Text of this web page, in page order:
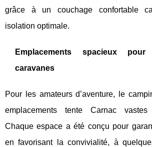
grâce à un couchage confortable
isolation optimale.
Emplacements spacieux
caravanes
Pour les amateurs d’aventure, le
emplacements tente Carnac
Chaque espace a été conçu pour
en favorisant la convivialité, à